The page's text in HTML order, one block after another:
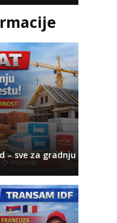
– sve za gradnju